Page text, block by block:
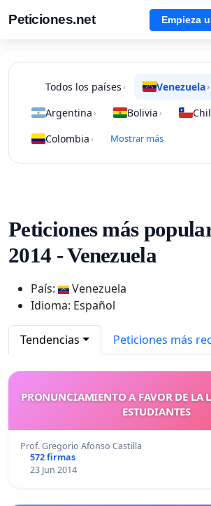
Peticiones.net Empieza
Todos los países › Venezuela›
Argentina › Bolivia ›
Colombia › Mostrar más
Peticiones más
2014 - Venezuela
País:
Venezuela
Idioma: Español
Tendencias Peticiones más
PRONUNCIAMIENTO A FAVOR DE LA
ESTUDIANTES
Prof. Gregorio Afonso Castilla
572 firmas
23 Jun 2014